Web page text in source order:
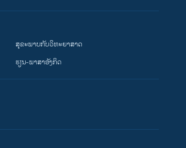
ສຸຂະພາບກັບວິທະຍາສາດ
ຮຽນ-ພາສາອັງກິດ